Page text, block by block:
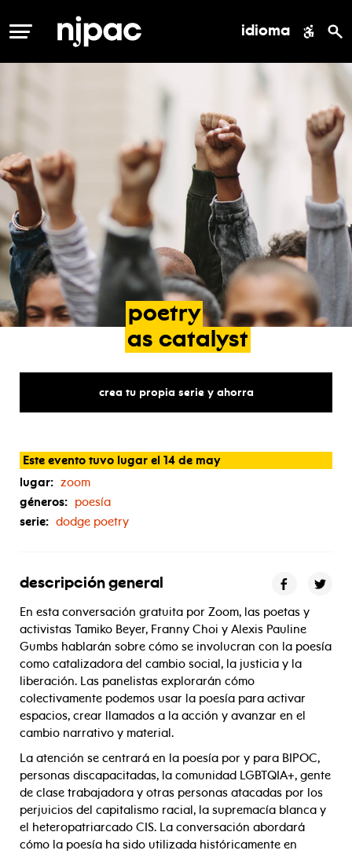
MENÚ idioma
poetry
as catalyst
crea tu propia serie y ahorra
Este evento tuvo lugar el 14 de may
lugar: zoom
géneros: poesía
serie: dodge poetry
descripción general
En esta conversación gratuita por Zoom, las poetas y
activistas Tamiko Beyer, Franny Choi y Alexis Pauline
Gumbs hablarán sobre cómo se involucran con la poesía
como catalizadora del cambio social, la justicia y la
liberación. Las panelistas explorarán cómo
colectivamente podemos usar la poesía para activar
espacios, crear llamados a la acción y avanzar en el
cambio narrativo y material.
La atención se centrará en la poesía por y para BIPOC,
personas discapacitadas, la comunidad LGBTQIA+, gente
de clase trabajadora y otras personas atacadas por los
perjuicios del capitalismo racial, la supremacía blanca y
el heteropatriarcado CIS. La conversación abordará
cómo la poesía ha sido utilizada históricamente en